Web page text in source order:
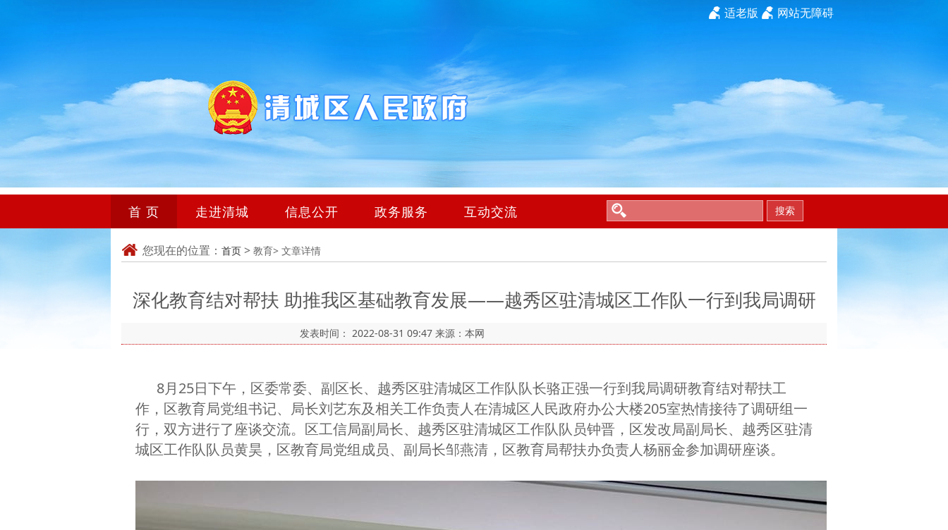
网站无障碍
适老版
首 页 走进清城 信息公开 政务服务 互动交流 搜索
您现在的位置： 首页 > 教育> 文章详情
深化教育结对帮扶 助推我区基础教育发展——越秀区驻清城区工作队一行到我局调研
发表时间： 2022-08-31 09:47 来源：本网
8月25日下午，区委常委、副区长、越秀区驻清城区工作队队长骆正强一行到我局调研教育结对帮扶工
作，区教育局党组书记、局长刘艺东及相关工作负责人在清城区人民政府办公大楼205室热情接待了调研组一
行，双方进行了座谈交流。区工信局副局长、越秀区驻清城区工作队队员钟晋，区发改局副局长、越秀区驻清
城区工作队队员黄昊，区教育局党组成员、副局长邹燕清，区教育局帮扶办负责人杨丽金参加调研座谈。